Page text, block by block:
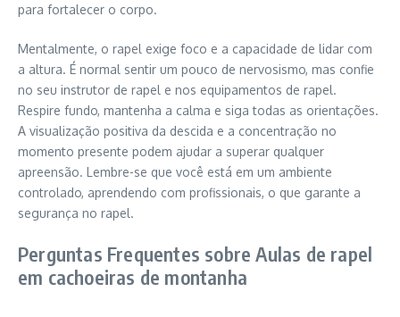
para fortalecer o corpo.
Mentalmente, o rapel exige foco e a capacidade de lidar com
a altura. É normal sentir um pouco de nervosismo, mas confie
no seu instrutor de rapel e nos equipamentos de rapel.
Respire fundo, mantenha a calma e siga todas as orientações.
A visualização positiva da descida e a concentração no
momento presente podem ajudar a superar qualquer
apreensão. Lembre-se que você está em um ambiente
controlado, aprendendo com profissionais, o que garante a
segurança no rapel.
Perguntas Frequentes sobre Aulas de rapel
em cachoeiras de montanha